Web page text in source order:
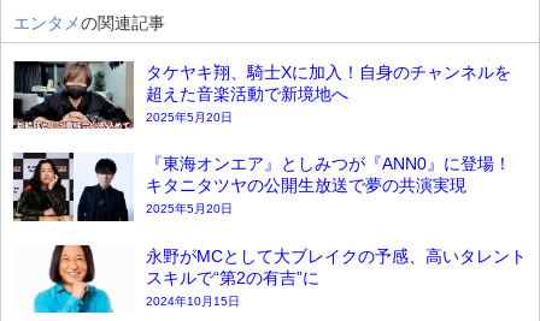
エンタメの関連記事
タケヤキ翔、騎士Xに加入！自身のチャンネルを
超えた音楽活動で新境地へ
2025年5月20日
『東海オンエア』としみつが『ANN0』に登場！
キタニタツヤの公開生放送で夢の共演実現
2025年5月20日
永野がMCとして大ブレイクの予感、高いタレント
スキルで“第2の有吉”に
2024年10月15日